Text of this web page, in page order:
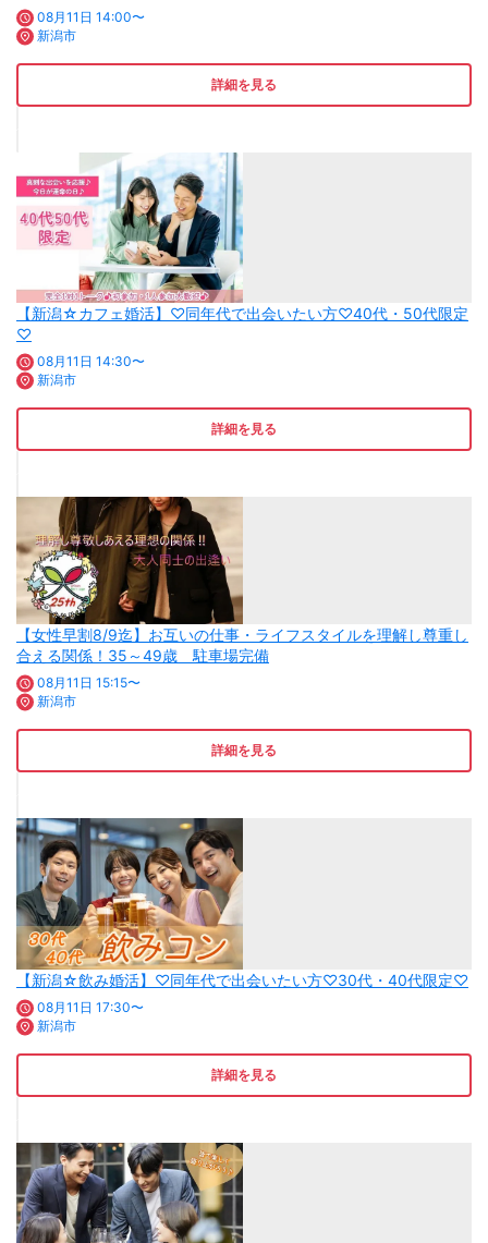
08月11日 14:00〜
新潟市
詳細を見る
【新潟☆カフェ婚活】♡同年代で出会いたい方♡40代・50代限定
♡
08月11日 14:30〜
新潟市
詳細を見る
【女性早割8/9迄】お互いの仕事・ライフスタイルを理解し尊重し
合える関係！35～49歳 駐車場完備
08月11日 15:15〜
新潟市
詳細を見る
【新潟☆飲み婚活】♡同年代で出会いたい方♡30代・40代限定♡
08月11日 17:30〜
新潟市
詳細を見る